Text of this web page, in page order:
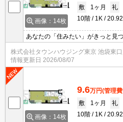
画像：14枚
敷
1ヶ月 礼
10階
1K
あなたの「住みたい」がきっと見
揃えた賃貸物件！お気軽にご相談
ウジングへお任せください！
株式会社タウンハウジング東京 池袋東
情報更新日 2026/08/07
画像：14枚
9.6万円(管理
敷
1ヶ月 礼
10階
1K